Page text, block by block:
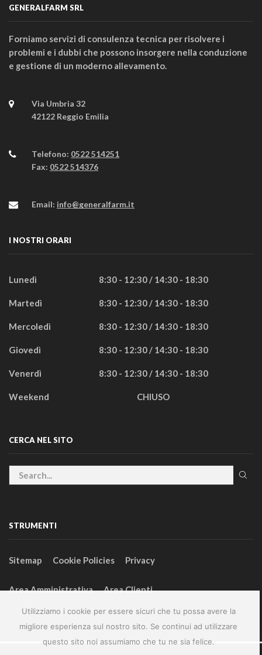
Utilizziamo i cookie per essere sicuri che tu possa avere la
migliore esperienza sul nostro sito. Se continui ad utilizzare
questo sito noi assumiamo che tu ne sia felice.
GENERALFARM SRL
Forniamo servizi di consulenza tecnica per risolvere i
problemi e i dubbi che possono insorgere nella conduzione
e gestione di un moderno allevamento.
Via Umbria 32
42122 Reggio Emilia
Telefono: 0522 514251
Fax: 0522 514376
Email: info@generalfarm.it
I NOSTRI ORARI
Lunedì 8:30 - 12:30 / 14:30 - 18:30
Martedì 8:30 - 12:30 / 14:30 - 18:30
Mercoledì 8:30 - 12:30 / 14:30 - 18:30
Giovedì 8:30 - 12:30 / 14:30 - 18:30
Venerdì 8:30 - 12:30 / 14:30 - 18:30
Weekend CHIUSO
CERCA NEL SITO
STRUMENTI
Sitemap Cookie Policies Privacy
Area Amministrativa Area Clienti